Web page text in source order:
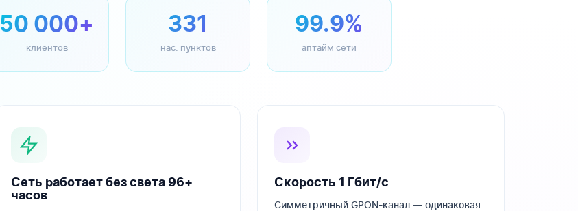
50 000+
клиентов
331
нас. пунктов
99.9%
аптайм сети
Сеть работает без света 96+
часов
Скорость 1 Гбит/с
Симметричный GPON-канал — одинаковая